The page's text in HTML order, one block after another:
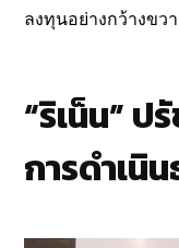
ลงทุนอย่างกว้างขว
“ริเน็น”
การดำเนิ